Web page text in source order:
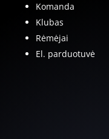
Komanda
Klubas
Rėmėjai
El. parduotuvė